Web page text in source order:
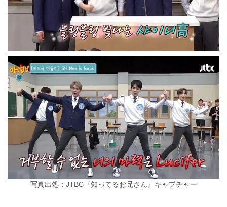
写真出処：JTBC『知ってるお兄さん』キャプチャー